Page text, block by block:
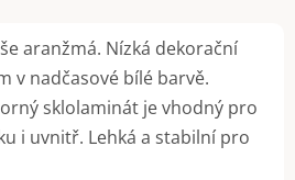
aranžmá. Nízká dekorační
v nadčasové bílé barvě.
sklolaminát je vhodný pro
i uvnitř. Lehká a stabilní pro